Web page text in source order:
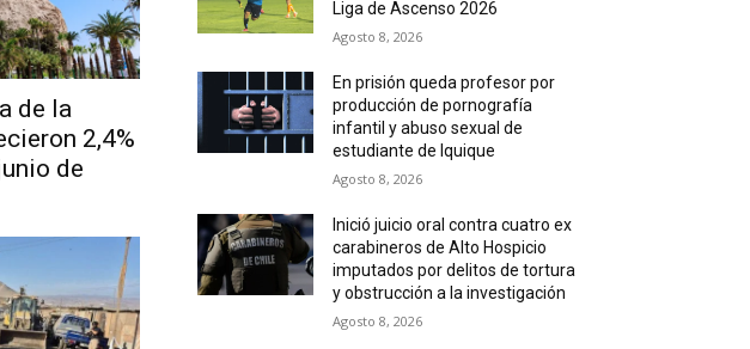
de la
2,4%
de
Liga de Ascenso 2026
Agosto 8, 2026
En prisión queda profesor por
producción de pornografía
infantil y abuso sexual de
estudiante de Iquique
Agosto 8, 2026
Inició juicio oral contra cuatro ex
carabineros de Alto Hospicio
imputados por delitos de tortura
y obstrucción a la investigación
Agosto 8, 2026